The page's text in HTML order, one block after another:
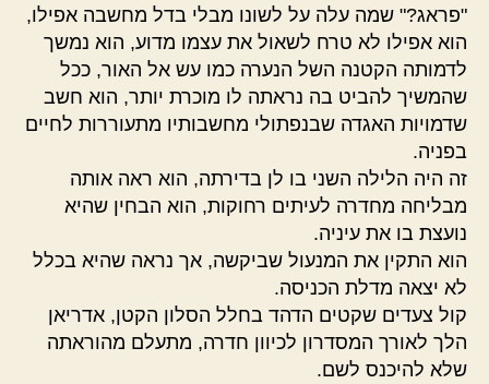
"פראג?" שמה עלה על לשונו מבלי בדל מחשבה אפילו,
הוא אפילו לא טרח לשאול את עצמו מדוע, הוא נמשך
לדמותה הקטנה השל הנערה כמו עש אל האור, ככל
שהמשיך להביט בה נראתה לו מוכרת יותר, הוא חשב
שדמויות האגדה שבנפתולי מחשבותיו מתעוררות לחיים
בפניה.
זה היה הלילה השני בו לן בדירתה, הוא ראה אותה
מבליחה מחדרה לעיתים רחוקות, הוא הבחין שהיא
נועצת בו את עיניה.
הוא התקין את המנעול שביקשה, אך נראה שהיא בכלל
לא יצאה מדלת הכניסה.
קול צעדים שקטים הדהד בחלל הסלון הקטן, אדריאן
הלך לאורך המסדרון לכיוון חדרה, מתעלם מהוראתה
שלא להיכנס לשם.